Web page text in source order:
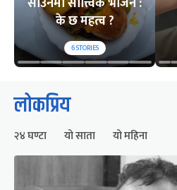
के छ महत्व ?
6STORIES
लोकप्रिय
२४ घण्टा यो साता यो महिना